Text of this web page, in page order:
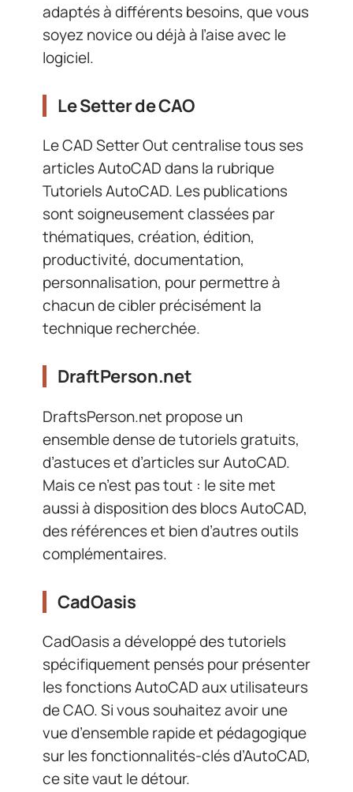
adaptés à différents besoins, que vous
soyez novice ou déjà à l’aise avec le
logiciel.
Le Setter de CAO
Le CAD Setter Out centralise tous ses
articles AutoCAD dans la rubrique
Tutoriels AutoCAD. Les publications
sont soigneusement classées par
thématiques, création, édition,
productivité, documentation,
personnalisation, pour permettre à
chacun de cibler précisément la
technique recherchée.
DraftPerson.net
DraftsPerson.net propose un
ensemble dense de tutoriels gratuits,
d’astuces et d’articles sur AutoCAD.
Mais ce n’est pas tout : le site met
aussi à disposition des blocs AutoCAD,
des références et bien d’autres outils
complémentaires.
CadOasis
CadOasis a développé des tutoriels
spécifiquement pensés pour présenter
les fonctions AutoCAD aux utilisateurs
de CAO. Si vous souhaitez avoir une
vue d’ensemble rapide et pédagogique
sur les fonctionnalités-clés d’AutoCAD,
ce site vaut le détour.